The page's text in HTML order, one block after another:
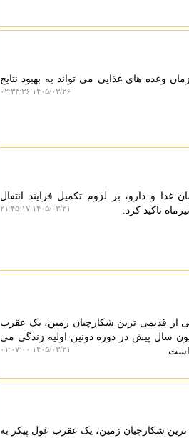
وعده های غذایی می تواند به بهبود نتایج
۱۴۰۵/۰۳/۲۶ ۰۲:۳۴:۳۶
و دارو، بر لزوم تکمیل فرایند انتقال
۱۴۰۵/۰۳/۲۱ ۲۱:۴۵:۱۷
از قدیمی ترین شکارچیان زمین، یک عقرب
به طول بیشتر از یک متر بوده است. موجودی که حدود 415 میلیون سال پیش در دوره دونین اولیه زندگی می
۱۴۰۵/۰۳/۲۱ ۰۱:۰۷:۰۰
شکارچیان زمین، یک عقرب غول پیکر به